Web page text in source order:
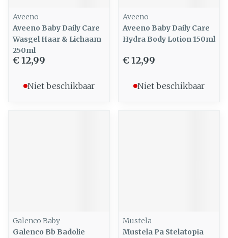
Aveeno
Aveeno Baby Daily Care
Wasgel Haar & Lichaam
250ml
€ 12,99
Niet beschikbaar
Aveeno
Aveeno Baby Daily Care
Hydra Body Lotion 150ml
€ 12,99
Niet beschikbaar
Galenco Baby
Galenco Bb Badolie
Mustela
Mustela Pa Stelatopia